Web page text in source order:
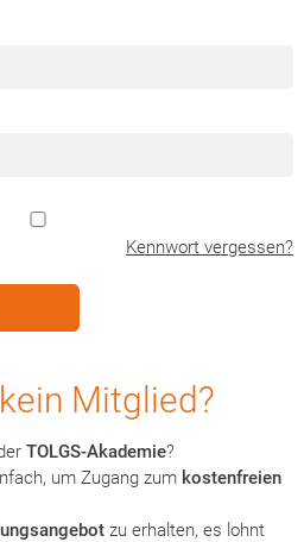
Kennwort vergessen?
Mitglied?
TOLGS-Akademie?
um Zugang zumkostenfreien
zu erhalten, es lohnt